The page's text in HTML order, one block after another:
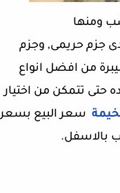
ومنها
جزم حريمى, وجزم
من افضل انواع
حتى تتمكن من اختيار
سعر البيع بسعر